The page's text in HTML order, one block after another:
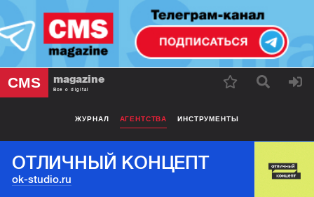
CMS magazine
Все о digital
ЖУРНАЛ АГЕНТСТВА ИНСТРУМЕНТЫ
ОТЛИЧНЫЙ КОНЦЕПТ
ok-studio.ru